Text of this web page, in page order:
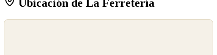
Ubicación de La Ferretería